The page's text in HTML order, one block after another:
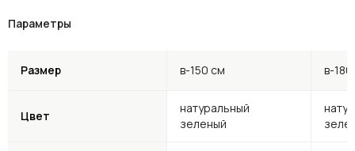
Параметры
Размер в-150 см в-
Цвет
натуральный
зеленый